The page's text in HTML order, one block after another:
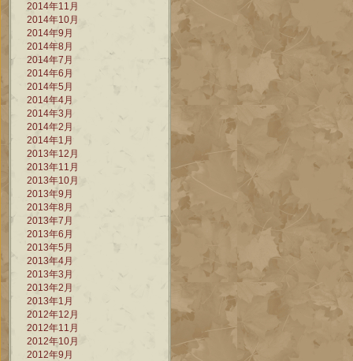
2014年11月
2014年10月
2014年9月
2014年8月
2014年7月
2014年6月
2014年5月
2014年4月
2014年3月
2014年2月
2014年1月
2013年12月
2013年11月
2013年10月
2013年9月
2013年8月
2013年7月
2013年6月
2013年5月
2013年4月
2013年3月
2013年2月
2013年1月
2012年12月
2012年11月
2012年10月
2012年9月